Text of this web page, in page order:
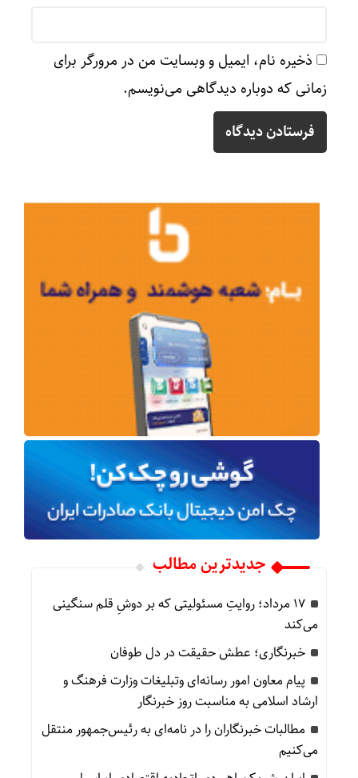
ذخیره نام، ایمیل و وبسایت من در مرورگر برای
زمانی که دوباره دیدگاهی می‌نویسم.
جدیدترین مطالب
۱۷ مرداد؛ روایتِ مسئولیتی که بر دوشِ قلم سنگینی
می‌کند
خبرنگاری؛ عطش حقیقت در دل طوفان
پیام معاون امور رسانه‌ای وتبلیغات وزارت فرهنگ و
ارشاد اسلامی به مناسبت روز خبرنگار
مطالبات خبرنگاران را در نامه‌ای به رئیس‌جمهور منتقل
می‌کنیم